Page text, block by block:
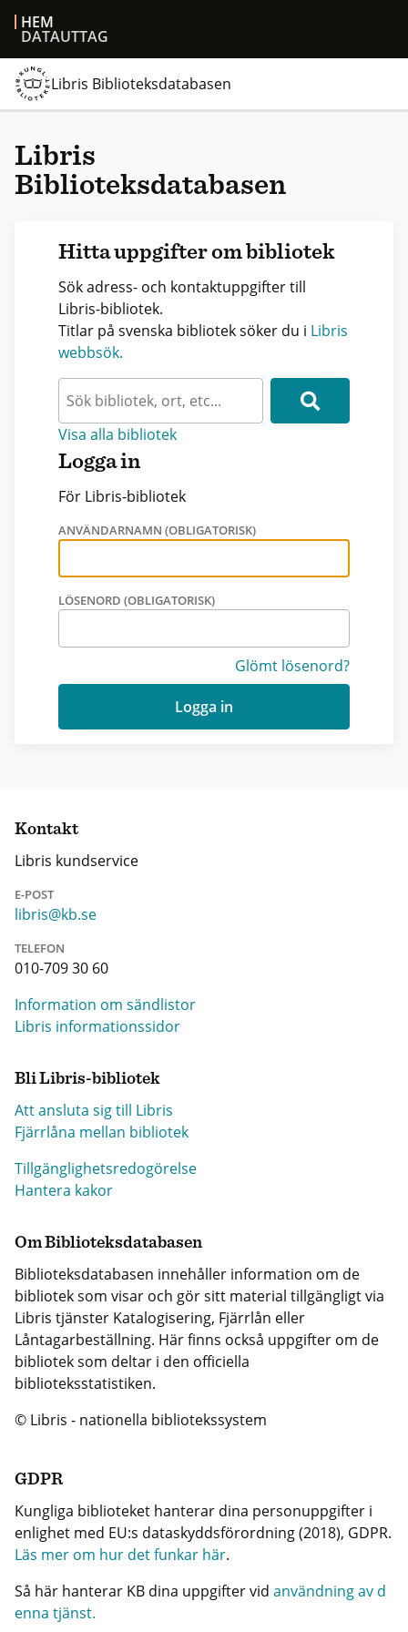
HEM
DATAUTTAG
Libris Biblioteksdatabasen
Libris
Biblioteksdatabasen
Hitta uppgifter om bibliotek
Sök adress- och kontaktuppgifter till
Libris-bibliotek.
Titlar på svenska bibliotek söker du i Libris
webbsök.
Visa alla bibliotek
Logga in
För Libris-bibliotek
ANVÄNDARNAMN (OBLIGATORISK)
LÖSENORD (OBLIGATORISK)
Glömt lösenord?
Logga in
Kontakt
Libris kundservice
E-POST
libris@kb.se
TELEFON
010-709 30 60
Information om sändlistor
Libris informationssidor
Bli Libris-bibliotek
Att ansluta sig till Libris
Fjärrlåna mellan bibliotek
Tillgänglighetsredogörelse
Hantera kakor
Om Biblioteksdatabasen
Biblioteksdatabasen innehåller information om de
bibliotek som visar och gör sitt material tillgängligt via
Libris tjänster Katalogisering, Fjärrlån eller
Låntagarbeställning. Här finns också uppgifter om de
bibliotek som deltar i den officiella
biblioteksstatistiken.
© Libris - nationella bibliotekssystem
GDPR
Kungliga biblioteket hanterar dina personuppgifter i
enlighet med EU:s dataskyddsförordning (2018), GDPR.
Läs mer om hur det funkar här.
Så här hanterar KB dina uppgifter vid användning av d
enna tjänst.